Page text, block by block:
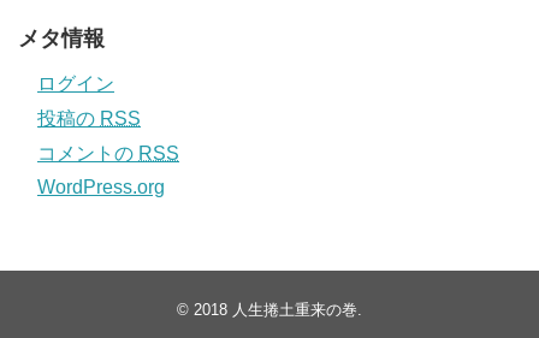
メタ情報
ログイン
投稿の RSS
コメントの RSS
WordPress.org
© 2018 人生捲土重来の巻.